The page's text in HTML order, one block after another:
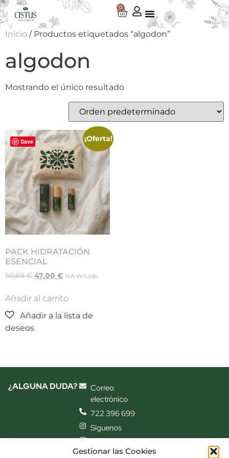
Gestionar las Cookies
0
Inicio / Productos etiquetados “algodon”
algodon
Mostrando el único resultado
Save ¡Oferta!
PACK HIDRATACIÓN
ESENCIAL
50,88€ 47,00 € IVA incluido
Añadir al carrito
¿ALGUNA DUDA?
Correo
electrónico
722 396 699
Síguenos
también en el